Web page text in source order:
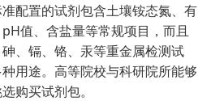
配置的试剂包含土壤铵态氮、有
值、含盐量等常规项目，而且
、镉、铬、汞等重金属检测试
用途。高等院校与科研院所能够
购买试剂包。